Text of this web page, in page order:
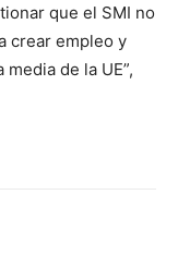
que el SMI no
crear empleo y
de la UE”,